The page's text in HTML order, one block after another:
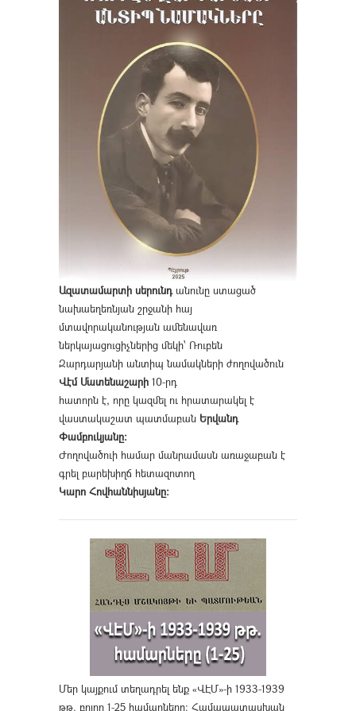
Ազատամարտի սերունդանունը ստացած
նախաեղեռնյան շրջանի հայ
մտավորականության ամենավառ
ներկայացուցիչներից մեկի՝ Ռուբեն
Զարդարյանի անտիպ նամակների ժողովածուն
Վէմ Մատենաշարի 10-րդ
հատորն է, որը կազմել ու հրատարակել է
վաստակաշատ պատմաբան Երվանդ
Փամբուկյանը։
Ժողովածուի համար մանրամասն առաջաբան է
գրել բարեխիղճ հետազոտող
Կարո Հովհաննիսյանը։
Մեր կայքում տեղադրել ենք «ՎԷՄ»-ի 1933-1939
թթ. բոլոր 1-25 համարները։ Համապատասխան